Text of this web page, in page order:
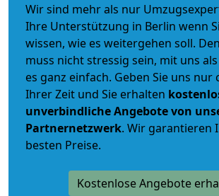
Wir sind mehr als nur
Ihre Unterstützung in Berlin wenn
wissen, wie es weitergehen soll.
muss nicht stressig sein, mit uns
es ganz einfach. Geben Sie uns nur
Ihrer Zeit und Sie erhalten
unverbindlicheAngebote von
Partnernetzwerk. Wir garantieren
besten Preise.
Kostenlose Angebote